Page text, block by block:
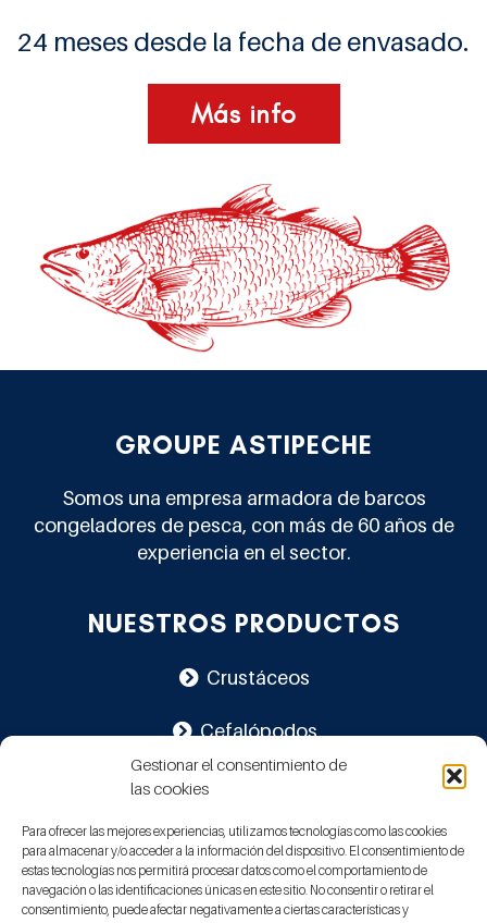
Gestionar el consentimiento de
las cookies
Para ofrecer las mejores experiencias, utilizamos tecnologías como las cookies
para almacenar y/o acceder a la información del dispositivo. El consentimiento de
estas tecnologías nos permitirá procesar datos como el comportamiento de
navegación o las identificaciones únicas en este sitio. No consentir o retirar el
consentimiento, puede afectar negativamente a ciertas características y
24 meses desde la fecha de envasado.
Más info
GROUPE ASTIPECHE
Somos una empresa armadora de barcos
congeladores de pesca, con más de 60 años de
experiencia en el sector.
NUESTROS PRODUCTOS
Crustáceos
Cefalópodos
CONTACT0